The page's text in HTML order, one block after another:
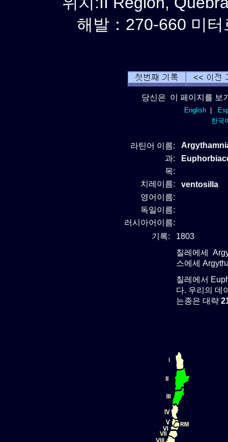
해발：270-660 미
당신은 이 페이지를 보
English|
한국
라틴어 이름:
과:
목:
치레이름:
ventosilla
영어이름:
독일이름:
러시아어이름:
기록:
1803
칠레에세
스에세
칠레에서
다. 우리의 데
는종은 대략